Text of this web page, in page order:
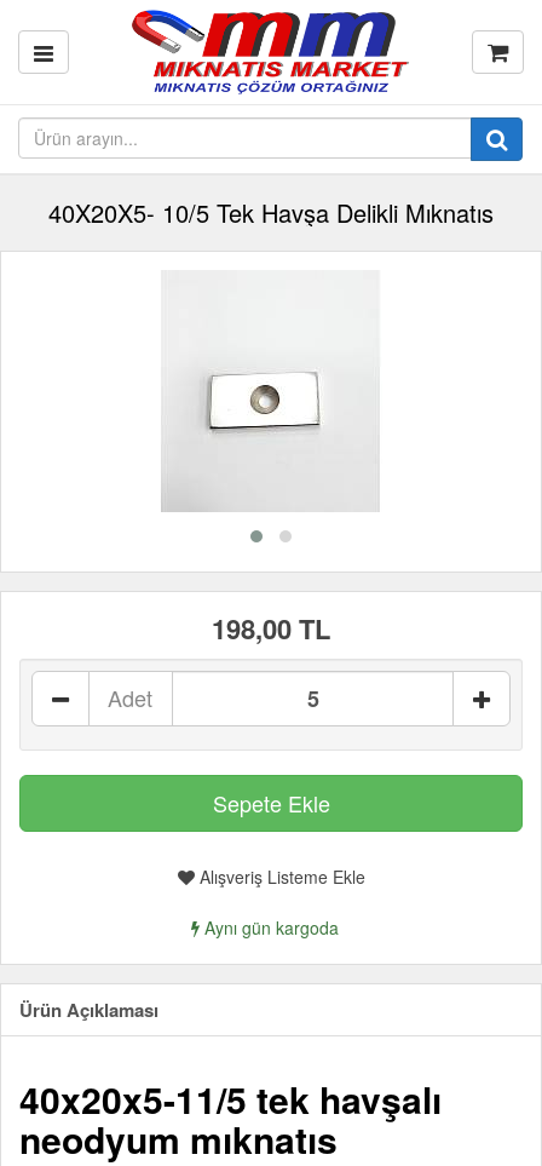
40X20X5- 10/5 Tek Havşa Delikli Mıknatıs
198,00 TL
Adet
Alışveriş Listeme Ekle
Aynı gün kargoda
Ürün Açıklaması
40x20x5-11/5 tek havşalı
neodyum mıknatıs